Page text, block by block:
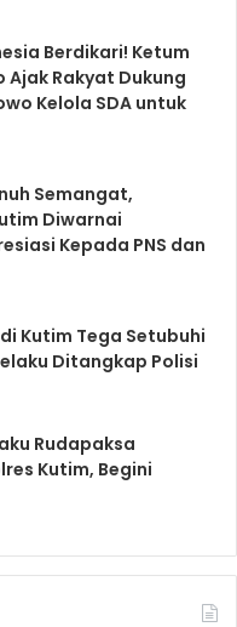
Berdikari! Ketum
Ajak Rakyat Dukung
Kelola SDA untuk
Semangat,
Diwarnai
Kepada PNS dan
Kutim Tega Setubuhi
Ditangkap Polisi
Rudapaksa
Kutim, Begini